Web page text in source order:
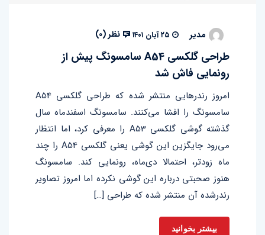
مدیر نظر (۰)
طراحی گلکسی A54 سامسونگ پیش از
رونمایی فاش شد
امروز رندرهایی منتشر شده که طراحی گلکسی A54
سامسونگ را افشا می‌کنند. سامسونگ اسفندماه سال
گذشته گوشی گلکسی A53 را معرفی کرد، اما انتظار
می‌رود جایگزین این گوشی یعنی گلکسی A54 را چند
ماه زودتر، احتمالا دی‌ماه، رونمایی کند‌. سامسونگ
هنوز صحبتی درباره این‌ گوشی نکرده اما امروز تصاویر
رندرشده آن منتشر شده که طراحی […]
بیشتر بخوانید